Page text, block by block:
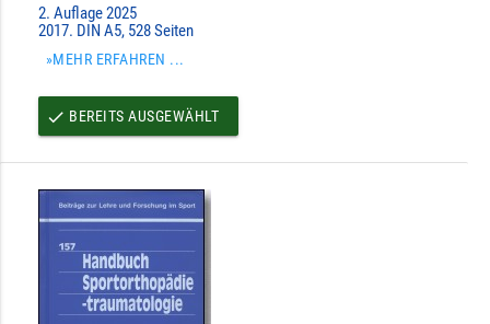
2. Auflage 2025
2017. DIN A5, 528 Seiten
»MEHR ERFAHREN ...
done BEREITS AUSGEWÄHLT